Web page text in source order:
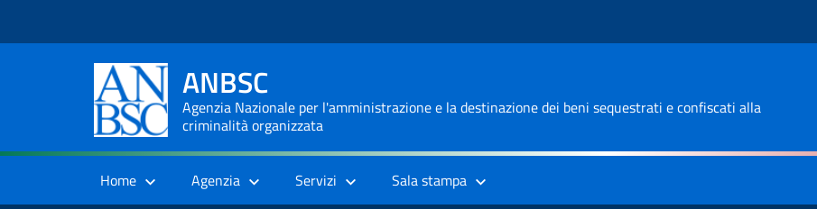
ANBSC
Agenzia Nazionale per l'amministrazione e la destinazione dei beni sequestrati e confiscati alla
criminalità organizzata
Home Agenzia Servizi Sala stampa